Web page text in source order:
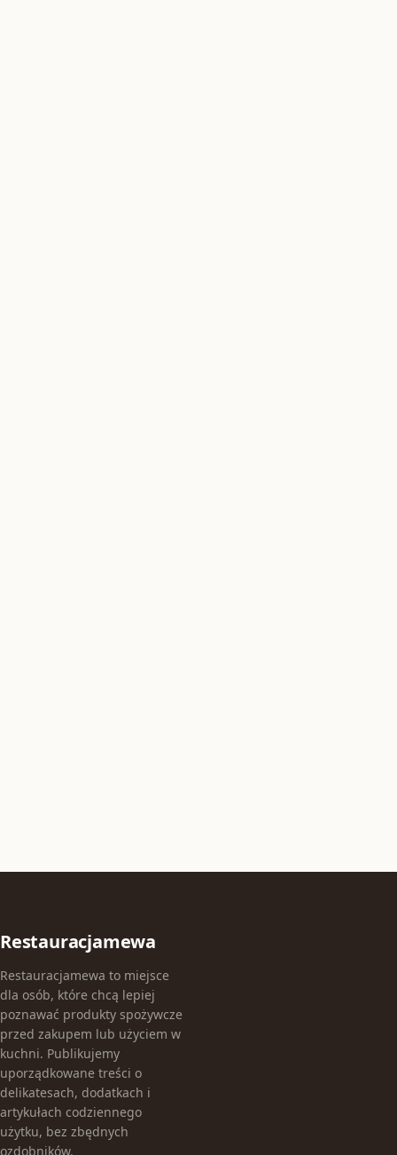
Restauracjamewa
Restauracjamewa to miejsce
dla osób, które chcą lepiej
poznawać produkty spożywcze
przed zakupem lub użyciem w
kuchni. Publikujemy
uporządkowane treści o
delikatesach, dodatkach i
artykułach codziennego
użytku, bez zbędnych
ozdobników.